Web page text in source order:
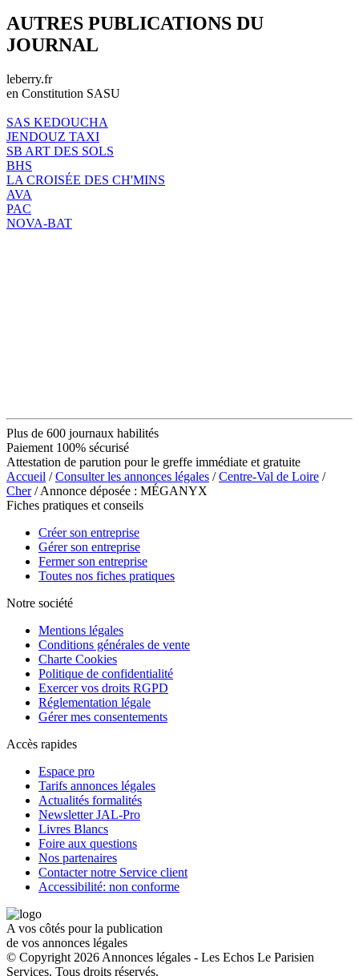
AUTRES PUBLICATIONS DU
JOURNAL
leberry.fr
en Constitution SASU
SAS KEDOUCHA
JENDOUZ TAXI
SB ART DES SOLS
BHS
LA CROISÉE DES CH'MINS
AVA
PAC
NOVA-BAT
Plus de 600 journaux habilités
Paiement 100% sécurisé
Attestation de parution pour le greffe immédiate et gratuite
Accueil /Consulter les annonces légales /Centre-Val de Loire /
Cher/ Annonce déposée : MÉGANYX
Fiches pratiques et conseils
Créer son entreprise
Gérer son entreprise
Fermer son entreprise
Toutes nos fiches pratiques
Notre société
Mentions légales
Conditions générales de vente
Charte Cookies
Politique de confidentialité
Exercer vos droits RGPD
Réglementation légale
Gérer mes consentements
Accès rapides
Espace pro
Tarifs annonces légales
Actualités formalités
Newsletter JAL-Pro
Livres Blancs
Foire aux questions
Nos partenaires
Contacter notre Service client
Accessibilité: non conforme
A vos côtés pour la publication
de vos annonces légales
© Copyright 2026 Annonces légales - Les Echos Le Parisien
Services. Tous droits réservés.